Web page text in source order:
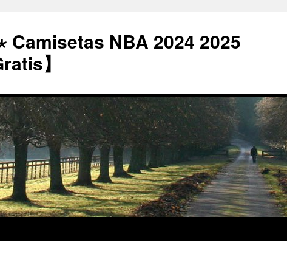
Camisetas NBA 2024 2025
】